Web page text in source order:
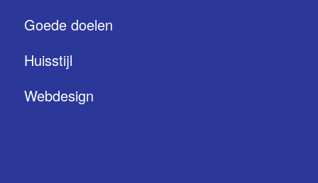
Goede doelen
Huisstijl
Webdesign